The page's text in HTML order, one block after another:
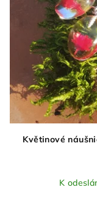
Květinové
K